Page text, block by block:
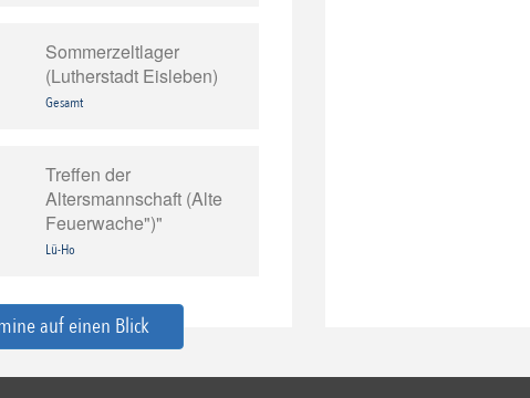
Sommerzeltlager
(Lutherstadt Eisleben)
Gesamt
Treffen der
Altersmannschaft (Alte
Feuerwache")"
Lü-Ho
auf einen Blick